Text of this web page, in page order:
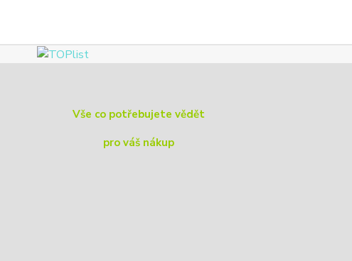
Vše co potřebujete vědět
pro váš nákup